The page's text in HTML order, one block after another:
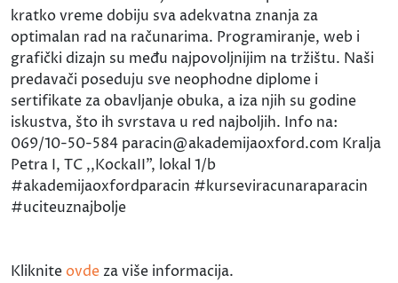
kratko vreme dobiju sva adekvatna znanja za
optimalan rad na računarima. Programiranje, web i
grafički dizajn su među najpovoljnijim na tržištu. Naši
predavači poseduju sve neophodne diplome i
sertifikate za obavljanje obuka, a iza njih su godine
iskustva, što ih svrstava u red najboljih. Info na:
069/10-50-584 paracin@akademijaoxford.com Kralja
Petra I, TC ,,KockaII", lokal 1/b
#akademijaoxfordparacin #kurseviracunaraparacin
#uciteuznajbolje
Kliknite ovde za više informacija.